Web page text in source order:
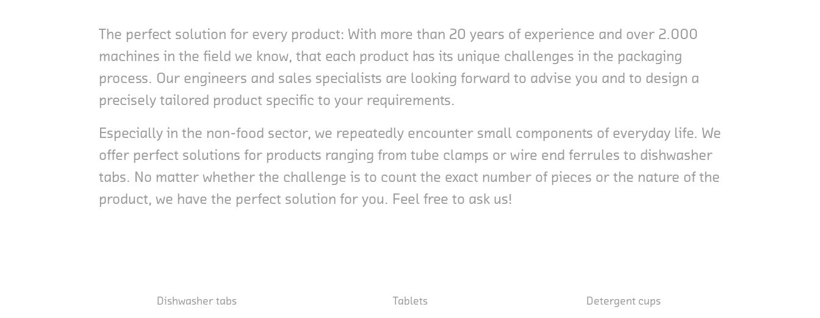
The perfect solution for every product: With more than 20 years of experience and over 2.000
machines in the field we know, that each product has its unique challenges in the packaging
process. Our engineers and sales specialists are looking forward to advise you and to design a
precisely tailored product specific to your requirements.
Especially in the non-food sector, we repeatedly encounter small components of everyday life. We
offer perfect solutions for products ranging from tube clamps or wire end ferrules to dishwasher
tabs. No matter whether the challenge is to count the exact number of pieces or the nature of the
product, we have the perfect solution for you. Feel free to ask us!
Dishwasher tabs Tablets Detergent cups